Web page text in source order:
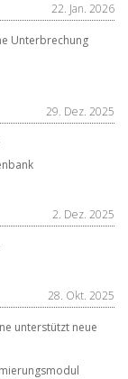
22. Jan. 2026
Unterbrechung
29. Dez. 2025
2. Dez. 2025
28. Okt. 2025
unterstützt neue